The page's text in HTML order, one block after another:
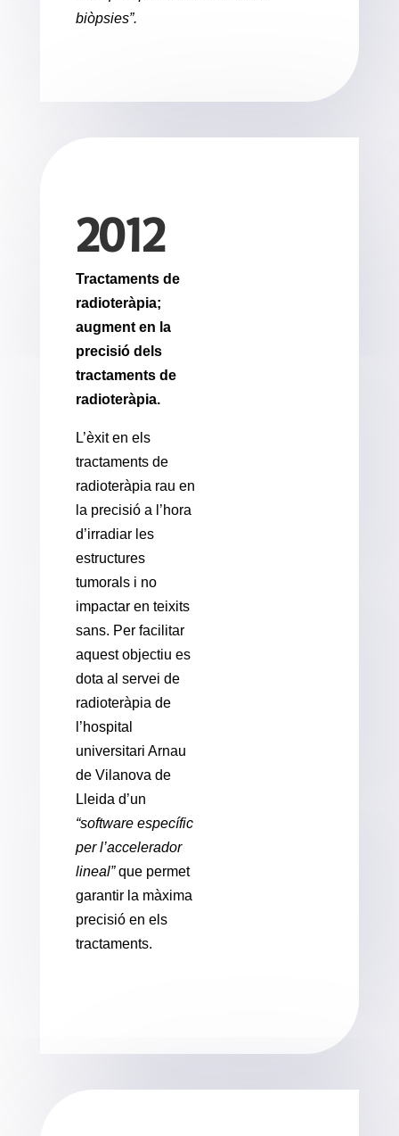
biòpsies”.
2012
Tractaments de
radioteràpia;
augment en la
precisió dels
tractaments de
radioteràpia.
L’èxit en els
tractaments de
radioteràpia rau en
la precisió a l’hora
d’irradiar les
estructures
tumorals i no
impactar en teixits
sans. Per facilitar
aquest objectiu es
dota al servei de
radioteràpia de
l’hospital
universitari Arnau
de Vilanova de
Lleida d’un
“software específic
per l’accelerador
lineal”que permet
garantir la màxima
precisió en els
tractaments.